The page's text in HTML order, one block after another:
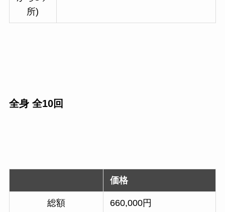
所)
全身 全10回
価格
総額 660,000円